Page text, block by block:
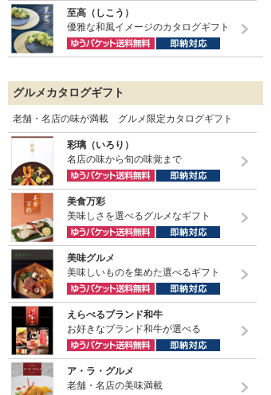
至高（しこう）
優雅な和風イメージのカタログギフト
グルメカタログギフト
老舗・名店の味が満載 グルメ限定カタログギフト
彩璃（いろり）
名店の味から旬の味覚まで
美食万彩
美味しさを選べるグルメなギフト
美味グルメ
美味しいものを集めた選べるギフト
えらべるブランド和牛
お好きなブランド和牛が選べる
ア・ラ・グルメ
老舗・名店の美味満載